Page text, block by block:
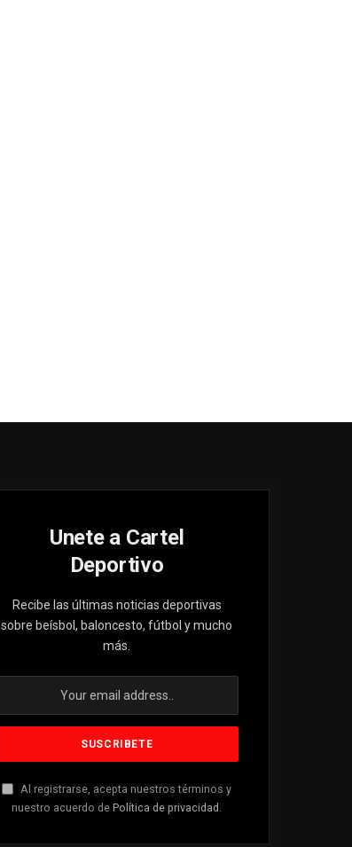
Unete a Cartel
Deportivo
Recibe las últimas noticias deportivas
sobre beísbol, baloncesto, fútbol y mucho
más.
Al registrarse, acepta nuestros términos y
nuestro acuerdo dePolítica de privacidad